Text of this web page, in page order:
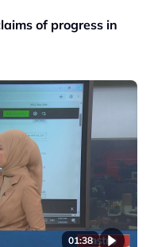
of progress in
01:38